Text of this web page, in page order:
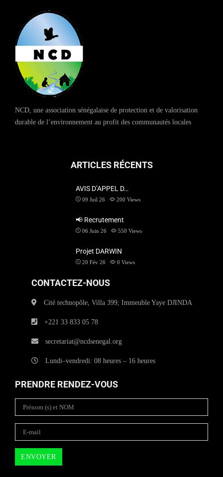
NCD, une association sénégalaise de protection et de valorisation
durable de l’environnement au profit des communautés locales
ARTICLES RÉCENTS
AVIS D’APPEL D…
09 Juil 26 200 Views
📢 Recrutement
06 Juin 26 550 Views
Projet DARWIN
20 Fév 26 0 Views
CONTACTEZ-NOUS
Cité technopôle, Villa 399, Immeuble Yaye DJINDA
+221 33 833 05 78
secretariat@ncdsenegal.org
Lundi–vendredi: 08 heures – 16 heures
PRENDRE RENDEZ-VOUS